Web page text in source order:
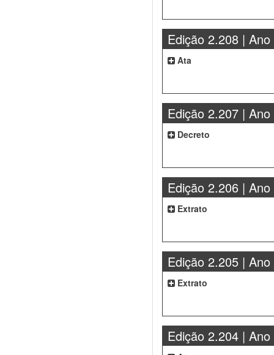
Edição 2.208 | Ano
Ata
Edição 2.207 | Ano
Decreto
Edição 2.206 | Ano
Extrato
Edição 2.205 | Ano
Extrato
Edição 2.204 | Ano